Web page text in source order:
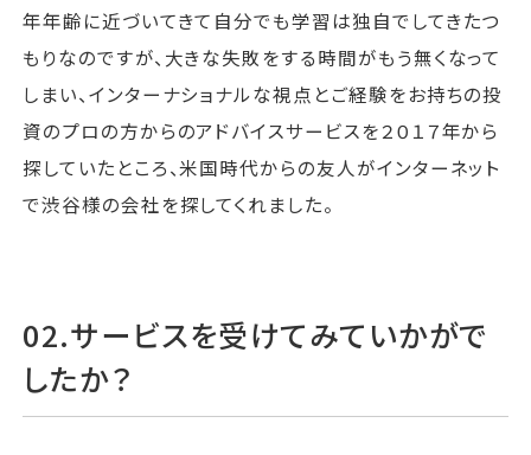
年年齢に近づいてきて自分でも学習は独自でしてきたつ
もりなのですが、大きな失敗をする時間がもう無くなって
しまい、インターナショナルな視点とご経験をお持ちの投
資のプロの方からのアドバイスサービスを２０１７年から
探していたところ、米国時代からの友人がインターネット
で渋谷様の会社を探してくれました。
02.サービスを受けてみていかがで
したか？